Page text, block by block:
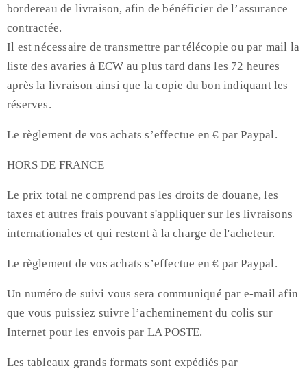
bordereau de livraison, afin de bénéficier de l’assurance
contractée.
Il est nécessaire de transmettre par télécopie ou par mail la
liste des avaries à ECW au plus tard dans les 72 heures
après la livraison ainsi que la copie du bon indiquant les
réserves.
Le règlement de vos achats s’effectue en € par Paypal.
HORS DE FRANCE
Le prix total ne comprend pas les droits de douane, les
taxes et autres frais pouvant s'appliquer sur les livraisons
internationales et qui restent à la charge de l'acheteur.
Le règlement de vos achats s’effectue en € par Paypal.
Un numéro de suivi vous sera communiqué par e-mail afin
que vous puissiez suivre l’acheminement du colis sur
Internet pour les envois par LA POSTE.
Les tableaux grands formats sont expédiés par